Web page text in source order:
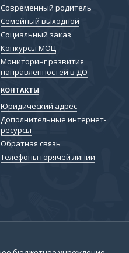
Современный родитель
Семейный выходной
Социальный заказ
Конкурсы МОЦ
Мониторинг развития
направленностей в ДО
КОНТАКТЫ
Юридический адрес
Дополнительные интернет-
ресурсы
Обратная связь
Телефоны горячей линии